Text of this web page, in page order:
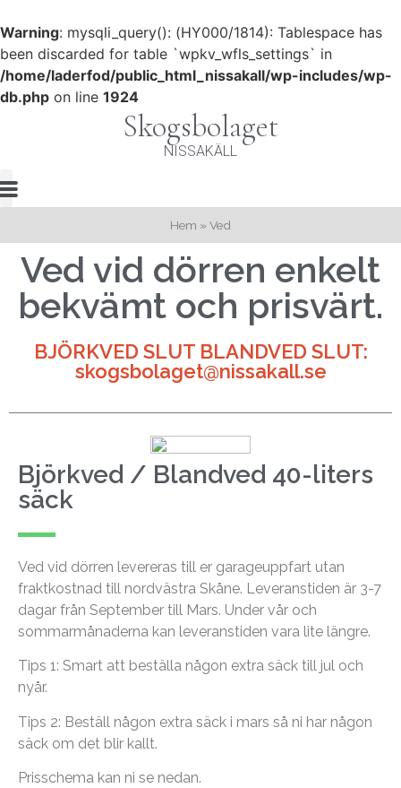
Warning: mysqli_query(): (HY000/1814): Tablespace has
been discarded for table `wpkv_wfls_settings` in
/home/laderfod/public_html_nissakall/wp-includes/wp-
db.php on line 1924
Skogsbolaget
NISSAKÄLL
Hem »Ved
Ved vid dörren enkelt
bekvämt och prisvärt.
BJÖRKVED SLUT BLANDVED SLUT:
skogsbolaget@nissakall.se
Björkved / Blandved 40-liters
säck
Ved vid dörren levereras till er garageuppfart utan
fraktkostnad till nordvästra Skåne. Leveranstiden är 3-7
dagar från September till Mars. Under vår och
sommarmånaderna kan leveranstiden vara lite längre.
Tips 1: Smart att beställa någon extra säck till jul och
nyår.
Tips 2: Beställ någon extra säck i mars så ni har någon
säck om det blir kallt.
Prisschema kan ni se nedan.